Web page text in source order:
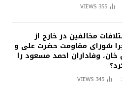
355
VIEWS
مخالفین در خارج از
شورای مقاومت حضرت علی و
خان، وفاداران احمد مسعود را
345
VIEWS